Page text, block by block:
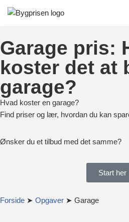
indhold
Garage pris:
koster det at
garage?
Hvad koster en garage?
Find priser og lær, hvordan du kan
Ønsker du et tilbud med det samme?
Start her
Forside ➤ Opgaver ➤ Garage